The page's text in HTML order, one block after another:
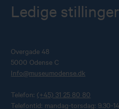
Ledige stillinger
Overgade 48
5000 Odense C
Info@museumodense.dk
Telefon: (+45) 31 25 80 80
Telefontid: mandag-torsdag: 9.30-